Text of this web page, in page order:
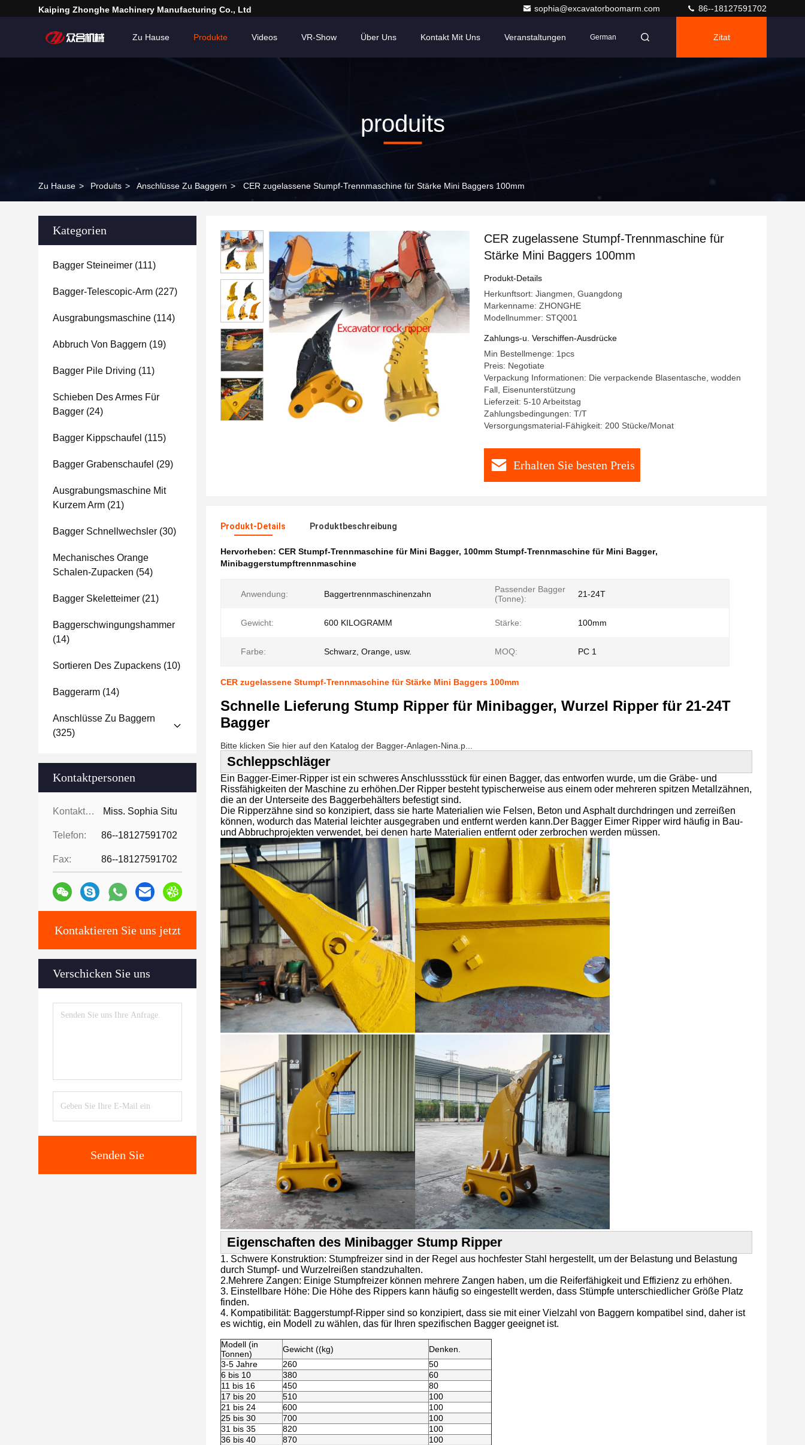
Kaiping Zhonghe Machinery Manufacturing Co., Ltd sophia@excavatorboomarm.com 86--18127591702
Zu Hause Produkte Videos VR-Show Über Uns Kontakt Mit Uns Veranstaltungen German Zitat
produits
Zu Hause > Produits > Anschlüsse Zu Baggern > CER zugelassene Stumpf-Trennmaschine für Stärke Mini Baggers 100mm
Kategorien
Bagger Steineimer (111)
Bagger-Telescopic-Arm (227)
Ausgrabungsmaschine (114)
Abbruch Von Baggern (19)
Bagger Pile Driving (11)
Schieben Des Armes Für
Bagger (24)
Bagger Kippschaufel (115)
Bagger Grabenschaufel (29)
Ausgrabungsmaschine Mit
Kurzem Arm (21)
Bagger Schnellwechsler (30)
Mechanisches Orange
Schalen-Zupacken (54)
Bagger Skeletteimer (21)
Baggerschwingungshammer
(14)
Sortieren Des Zupackens (10)
Baggerarm (14)
Anschlüsse Zu Baggern
(325)
Kontaktpersonen
Kontaktpersonen: Miss. Sophia Situ
Telefon: 86--18127591702
Fax: 86--18127591702
Kontaktieren Sie uns jetzt
Verschicken Sie uns
Senden Sie
CER zugelassene Stumpf-Trennmaschine für
Stärke Mini Baggers 100mm
Produkt-Details
Herkunftsort: Jiangmen, Guangdong
Markenname: ZHONGHE
Modellnummer: STQ001
Zahlungs-u. Verschiffen-Ausdrücke
Min Bestellmenge: 1pcs
Preis: Negotiate
Verpackung Informationen: Die verpackende Blasentasche, wodden
Fall, Eisenunterstützung
Lieferzeit: 5-10 Arbeitstag
Zahlungsbedingungen: T/T
Versorgungsmaterial-Fähigkeit: 200 Stücke/Monat
Erhalten Sie besten Preis
Produkt-Details Produktbeschreibung
Hervorheben: CER Stumpf-Trennmaschine für Mini Bagger, 100mm Stumpf-Trennmaschine für Mini Bagger,
Minibaggerstumpftrennmaschine
Anwendung: Baggertrennmaschinenzahn
Passender Bagger
(Tonne):
21-24T
Gewicht: 600 KILOGRAMM Stärke: 100mm
Farbe: Schwarz, Orange, usw. MOQ: PC 1
CER zugelassene Stumpf-Trennmaschine für Stärke Mini Baggers 100mm
Schnelle Lieferung Stump Ripper für Minibagger, Wurzel Ripper für 21-24T
Bagger
Bitte klicken Sie hier auf den Katalog der Bagger-Anlagen-Nina.p...
Schleppschläger
Ein Bagger-Eimer-Ripper ist ein schweres Anschlussstück für einen Bagger, das entworfen wurde, um die Gräbe- und
Rissfähigkeiten der Maschine zu erhöhen.Der Ripper besteht typischerweise aus einem oder mehreren spitzen Metallzähnen,
die an der Unterseite des Baggerbehälters befestigt sind.
Die Ripperzähne sind so konzipiert, dass sie harte Materialien wie Felsen, Beton und Asphalt durchdringen und zerreißen
können, wodurch das Material leichter ausgegraben und entfernt werden kann.Der Bagger Eimer Ripper wird häufig in Bau-
und Abbruchprojekten verwendet, bei denen harte Materialien entfernt oder zerbrochen werden müssen.
Eigenschaften des Minibagger Stump Ripper
1. Schwere Konstruktion: Stumpfreizer sind in der Regel aus hochfester Stahl hergestellt, um der Belastung und Belastung
durch Stumpf- und Wurzelreißen standzuhalten.
2.Mehrere Zangen: Einige Stumpfreizer können mehrere Zangen haben, um die Reiferfähigkeit und Effizienz zu erhöhen.
3. Einstellbare Höhe: Die Höhe des Rippers kann häufig so eingestellt werden, dass Stümpfe unterschiedlicher Größe Platz
finden.
4. Kompatibilität: Baggerstumpf-Ripper sind so konzipiert, dass sie mit einer Vielzahl von Baggern kompatibel sind, daher ist
es wichtig, ein Modell zu wählen, das für Ihren spezifischen Bagger geeignet ist.
Modell (in
Tonnen)
Gewicht ((kg)
Denken.
3-5 Jahre
260
50
6 bis 10
380
60
11 bis 16
450
80
17 bis 20
510
100
21 bis 24
600
100
25 bis 30
700
100
31 bis 35
820
100
36 bis 40
870
100